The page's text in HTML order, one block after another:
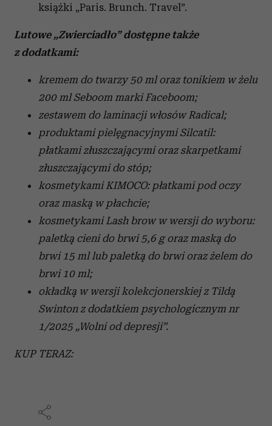
książki „Paris. Brunch. Travel”.
Lutowe „Zwierciadło” dostępne także
z dodatkami:
kremem do twarzy 50 ml oraz tonikiem w żelu
200 ml Seboom marki Faceboom;
zestawem do laminacji włosów Radical;
produktami pielęgnacyjnymi Silcatil:
płatkami złuszczającymi oraz skarpetkami
złuszczającymi do stóp;
kosmetykamiKIMOCO: płatkami pod oczy
oraz maską w płachcie;
kosmetykamiLash brow w wersji do wyboru:
paletką cieni do brwi 5,6 g oraz maską do
brwi 15 ml lub paletką do brwi oraz żelem do
brwi 10 ml;
okładką w wersji kolekcjonerskiej z Tildą
Swinton zdodatkiem psychologicznym nr
1/2025 „Wolni od depresji”.
KUP TERAZ: